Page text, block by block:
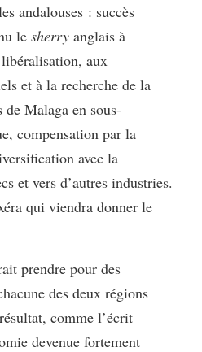
andalouses : succès
le sherry anglais à
aux
et à la recherche de la
Malaga en sous-
compensation par la
avec la
et vers d’autres industries.
qui viendra donner le
prendre pour des
des deux régions
comme l’écrit
devenue fortement